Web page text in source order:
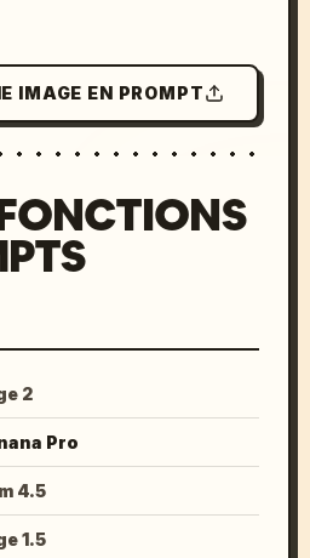
IMAGE EN PROMPT
2
Pro
4.5
1.5